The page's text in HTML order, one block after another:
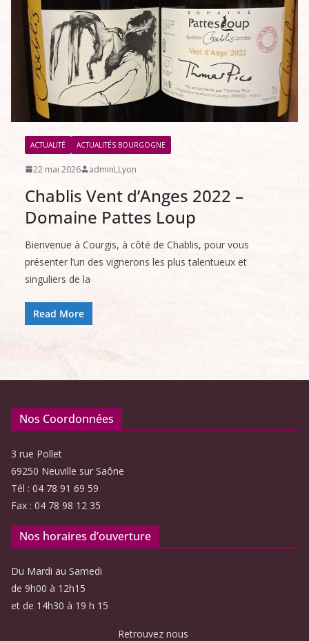
ACTUALITÉ ACTUALITÉS BOURGOGNE
22 mai 2026 adminLLyon
Chablis Vent d’Anges 2022 –
Domaine Pattes Loup
Bienvenue à Courgis, à côté de Chablis, pour vous
présenter l’un des vignerons les plus talentueux et
singuliers de la
Read More
Nos Coordonnées
3 rue Pollet
69250 Neuville sur Saône
Tél : 04 78 91 69 59
Fax : 04 78 98 12 35
Nos horaires d’ouverture
Du Mardi au Samedi
de 9h00 à 12h15
et de 14h30 à 19 h 15
Retrouvez nous